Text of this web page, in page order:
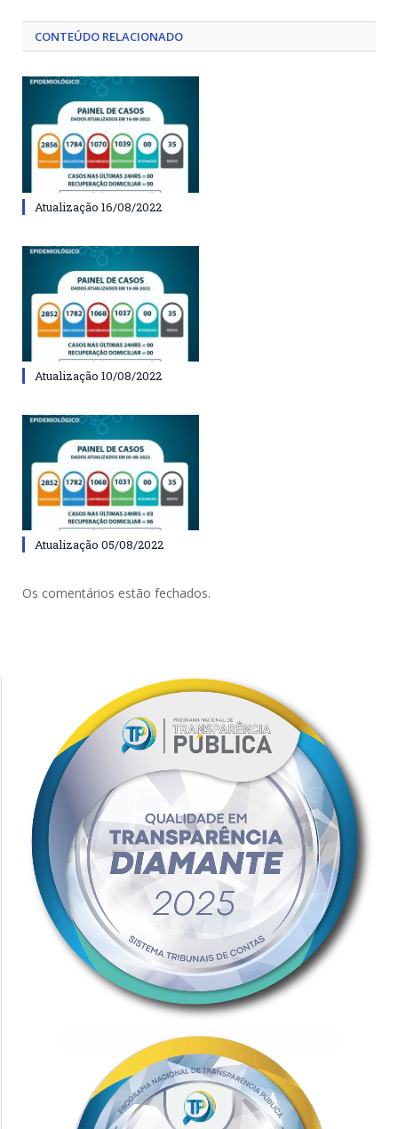
CONTEÚDO RELACIONADO
Atualização 16/08/2022
Atualização 10/08/2022
Atualização 05/08/2022
Os comentários estão fechados.